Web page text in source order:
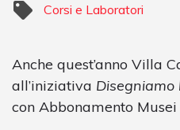
Corsi e Laboratori
Anche quest’anno Villa
all’iniziativa Disegniamo
con Abbonamento